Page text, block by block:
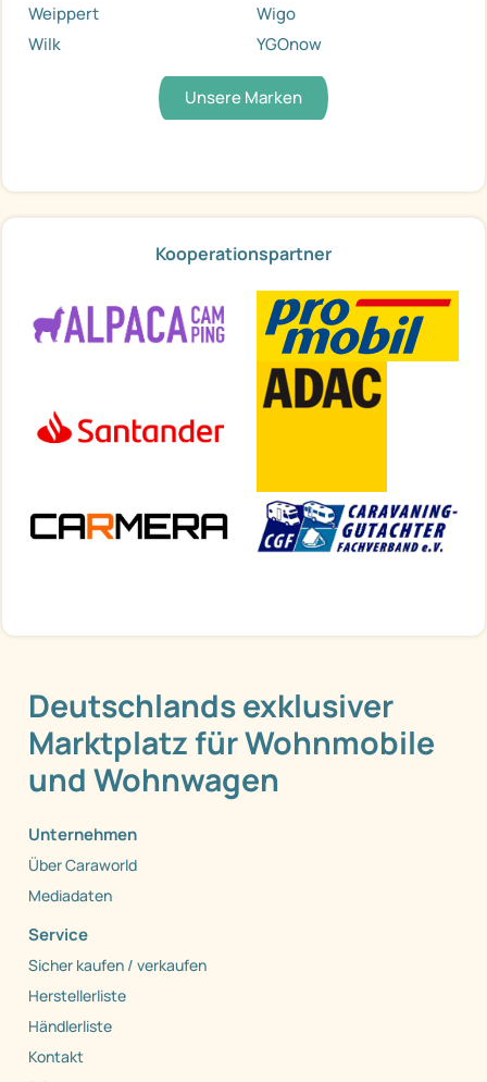
Weippert
Wigo
Wilk
YGOnow
Unsere Marken
Kooperationspartner
Deutschlands exklusiver
Marktplatz für Wohnmobile
und Wohnwagen
Unternehmen
Über Caraworld
Mediadaten
Service
Sicher kaufen / verkaufen
Herstellerliste
Händlerliste
Kontakt